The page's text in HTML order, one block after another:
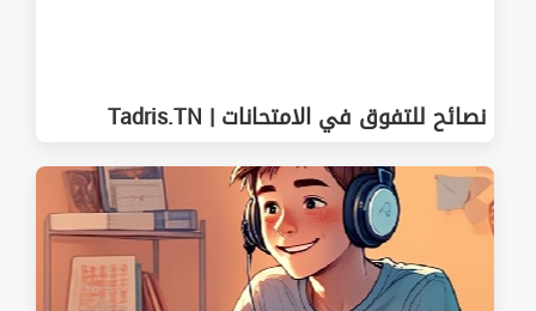
نصائح للتفوق في الامتحانات | Tadris.TN